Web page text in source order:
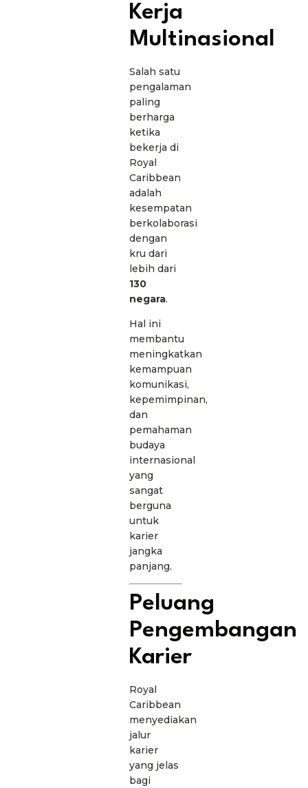
Kerja
Multinasional
Salah satu
pengalaman
paling
berharga
ketika
bekerja di
Royal
Caribbean
adalah
kesempatan
berkolaborasi
dengan
kru dari
lebih dari
130
negara.
Hal ini
membantu
meningkatkan
kemampuan
komunikasi,
kepemimpinan,
dan
pemahaman
budaya
internasional
yang
sangat
berguna
untuk
karier
jangka
panjang.
Peluang
Pengembangan
Karier
Royal
Caribbean
menyediakan
jalur
karier
yang jelas
bagi